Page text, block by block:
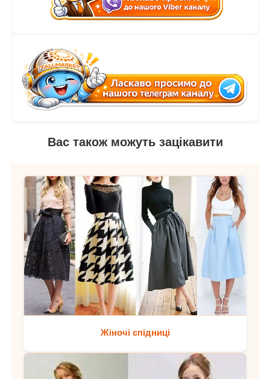
Вас також можуть зацікавити
Жіночі спідниці